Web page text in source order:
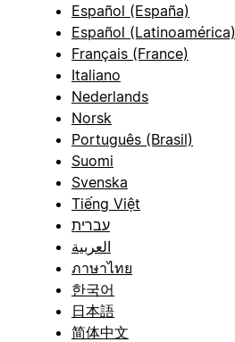
Español (España)
Español (Latinoamérica)
Français (France)
Italiano
Nederlands
Norsk
Português (Brasil)
Suomi
Svenska
Tiếng Việt
עברית
العربية
ภาษาไทย
한국어
日本語
简体中文